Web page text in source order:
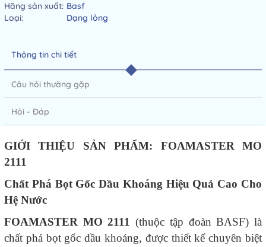
Hãng sản xuất: Basf
Loại:
Dạng lỏng
Thông tin chi tiết
Câu hỏi thường gặp
Hỏi - Đáp
GIỚI THIỆU SẢN PHẨM: FOAMASTER MO
2111
Chất Phá Bọt Gốc Dầu Khoáng Hiệu Quả Cao Cho
Hệ Nước
FOAMASTER MO 2111 (thuộc tập đoàn BASF) là
chất phá bọt gốc dầu khoáng, được thiết kế chuyên biệt